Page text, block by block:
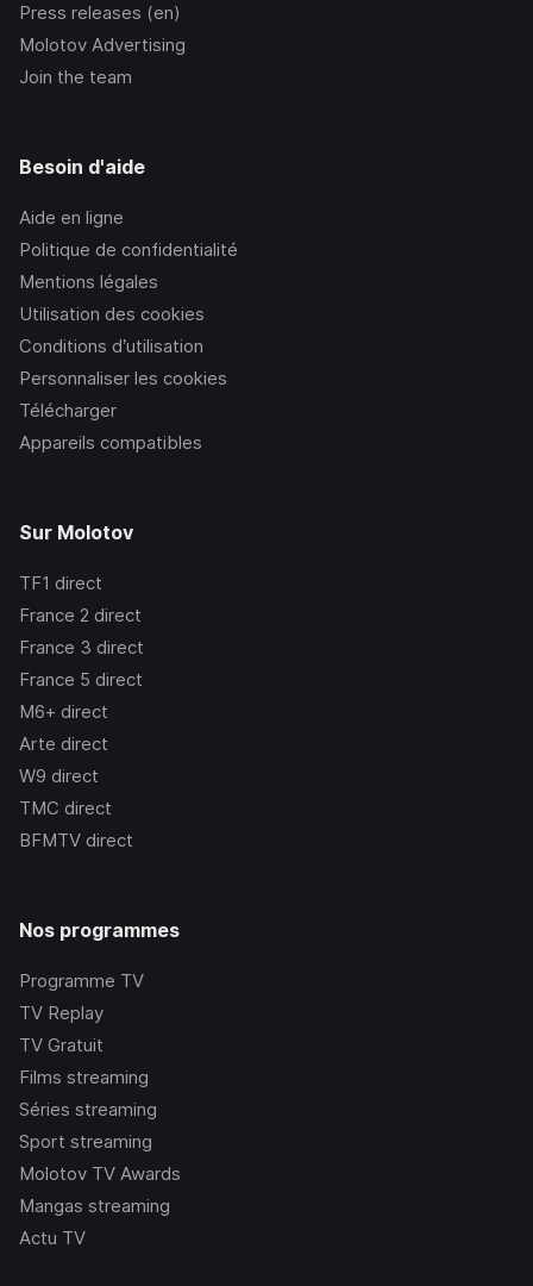
Press releases (en)
Molotov Advertising
Join the team
Besoin d'aide
Aide en ligne
Politique de confidentialité
Mentions légales
Utilisation des cookies
Conditions d’utilisation
Personnaliser les cookies
Télécharger
Appareils compatibles
Sur Molotov
TF1 direct
France 2 direct
France 3 direct
France 5 direct
M6+ direct
Arte direct
W9 direct
TMC direct
BFMTV direct
Nos programmes
Programme TV
TV Replay
TV Gratuit
Films streaming
Séries streaming
Sport streaming
Molotov TV Awards
Mangas streaming
Actu TV